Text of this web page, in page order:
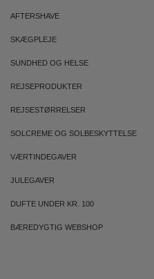
AFTERSHAVE
SKÆGPLEJE
SUNDHED OG HELSE
REJSEPRODUKTER
REJSESTØRRELSER
SOLCREME OG SOLBESKYTTELSE
VÆRTINDEGAVER
JULEGAVER
DUFTE UNDER KR. 100
BÆREDYGTIG WEBSHOP